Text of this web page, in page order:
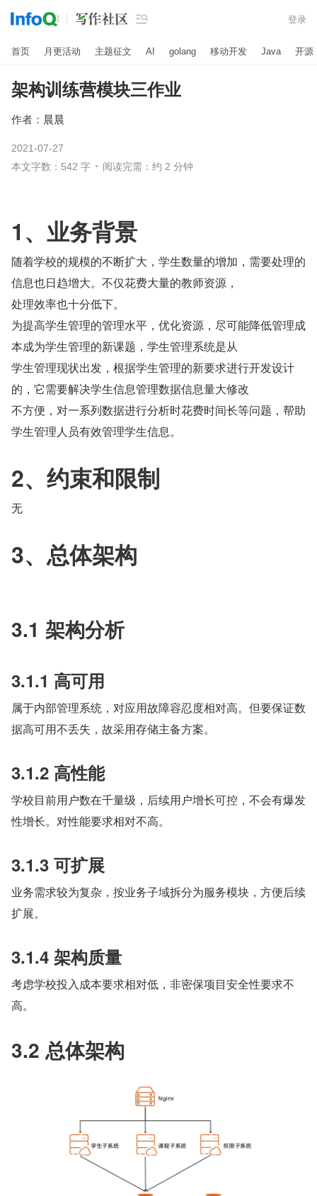
 登录
首页 月更活动 主题征文 AI golang 移动开发 Java 开源
架构训练营模块三作业
作者： 晨晨
2021-07-27
本文字数：542 字
阅读完需：约 2 分钟
1、业务背景
随着学校的规模的不断扩大，学生数量的增加，需要处理的
信息也日趋增大。不仅花费大量的教师资源，
处理效率也十分低下。
为提高学生管理的管理水平，优化资源，尽可能降低管理成
本成为学生管理的新课题，学生管理系统是从
学生管理现状出发，根据学生管理的新要求进行开发设计
的，它需要解决学生信息管理数据信息量大修改
不方便，对一系列数据进行分析时花费时间长等问题，帮助
学生管理人员有效管理学生信息。
2、约束和限制
无
3、总体架构
3.1 架构分析
3.1.1 高可用
属于内部管理系统，对应用故障容忍度相对高。但要保证数
据高可用不丢失，故采用存储主备方案。
3.1.2 高性能
学校目前用户数在千量级，后续用户增长可控，不会有爆发
性增长。对性能要求相对不高。
3.1.3 可扩展
业务需求较为复杂，按业务子域拆分为服务模块，方便后续
扩展。
3.1.4 架构质量
考虑学校投入成本要求相对低，非密保项目安全性要求不
高。
3.2 总体架构